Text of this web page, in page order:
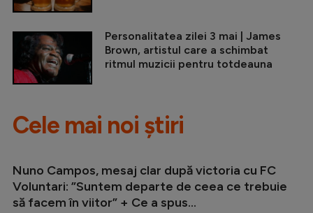
Personalitatea zilei 3 mai | James
Brown, artistul care a schimbat
ritmul muzicii pentru totdeauna
Cele mai noi știri
Nuno Campos, mesaj clar după victoria cu FC
Voluntari: ”Suntem departe de ceea ce trebuie
să facem în viitor” + Ce a spus...